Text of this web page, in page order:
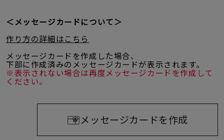
＜メッセージカードについて＞
作り方の詳細はこちら
メッセージカードを作成した場合、
下部に作成済みのメッセージカードが表示されます。
※表示されない場合は再度メッセージカードを作成して
ください。
メッセージカードを作成